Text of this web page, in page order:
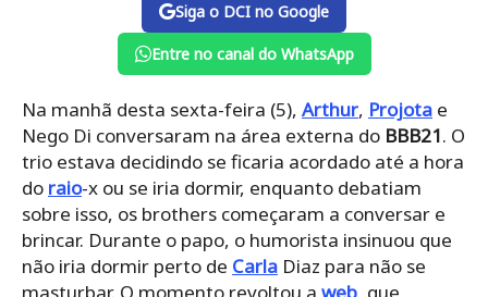
Siga o DCI no Google
Entre no canal do WhatsApp
Na manhã desta sexta-feira (5), Arthur, Projota e
Nego Di conversaram na área externa do BBB21. O
trio estava decidindo se ficaria acordado até a hora
do raio-x ou se iria dormir, enquanto debatiam
sobre isso, os brothers começaram a conversar e
brincar. Durante o papo, o humorista insinuou que
não iria dormir perto de Carla Diaz para não se